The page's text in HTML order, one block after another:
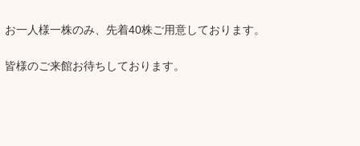
お一人様一株のみ、先着40株ご用意しております。
皆様のご来館お待ちしております。